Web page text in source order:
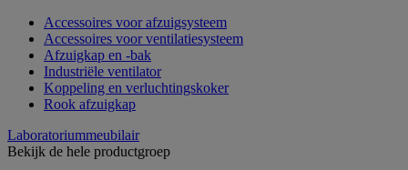
Accessoires voor afzuigsysteem
Accessoires voor ventilatiesysteem
Afzuigkap en -bak
Industriële ventilator
Koppeling en verluchtingskoker
Rook afzuigkap
Laboratoriummeubilair
Bekijk de hele productgroep